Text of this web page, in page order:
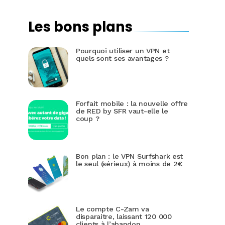
Les bons plans
Pourquoi utiliser un VPN et
quels sont ses avantages ?
Forfait mobile : la nouvelle offre
de RED by SFR vaut-elle le
coup ?
Bon plan : le VPN Surfshark est
le seul (sérieux) à moins de 2€
Le compte C-Zam va
disparaitre, laissant 120 000